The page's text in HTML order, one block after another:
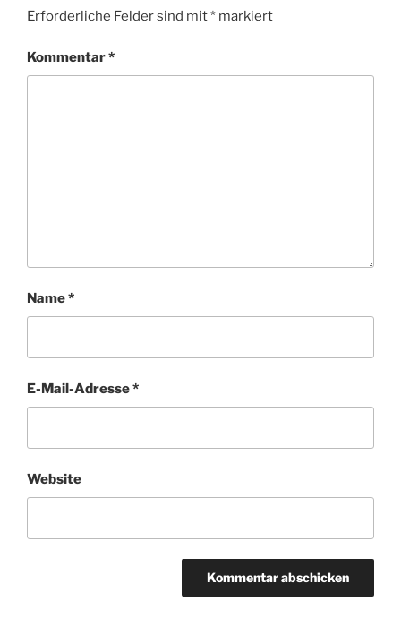
Erforderliche Felder sind mit* markiert
Kommentar*
Name*
E-Mail-Adresse*
Website